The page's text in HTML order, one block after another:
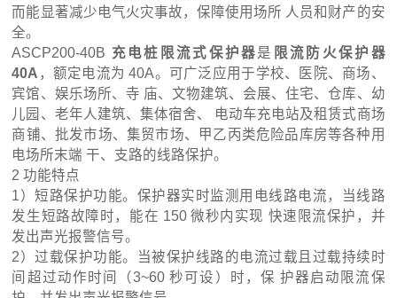
而能显著减少电气火灾事故，保障使用场所 人员和财产的安
全。
ASCP200-40B 充电桩限流式保护器是 限流防火保护器
40A ，额定电流为 40A。可广泛应用于学校、医院、商场、
宾馆、娱乐场所、寺 庙、文物建筑、会展、住宅、仓库、幼
儿园、老年人建筑、集体宿舍、 电动车充电站及租赁式商场
商铺、批发市场、集贸市场、甲乙丙类危险品库房等各种用
电场所末端 干、支路的线路保护。
2 功能特点
1）短路保护功能。保护器实时监测用电线路电流，当线路
发生短路故障时，能在 150 微秒内实现 快速限流保护，并
发出声光报警信号。
2）过载保护功能。当被保护线路的电流过载且过载持续时
间超过动作时间（3~60 秒可设）时，保 护器启动限流保